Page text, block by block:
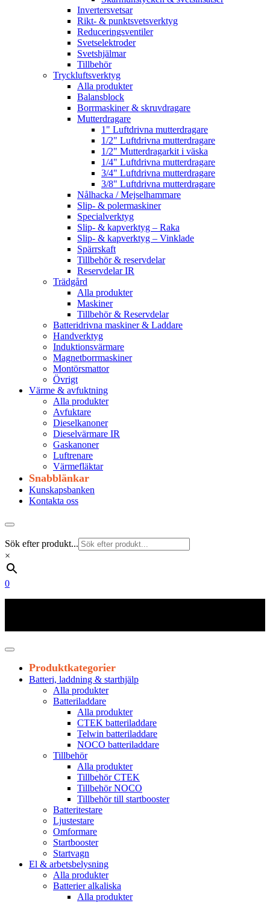
Invertersvetsar
Rikt- & punktsvetsverktyg
Reduceringsventiler
Svetselektroder
Svetshjälmar
Tillbehör
Tryckluftsverktyg
Alla produkter
Balansblock
Borrmaskiner & skruvdragare
Mutterdragare
1" Luftdrivna mutterdragare
1/2" Luftdrivna mutterdragare
1/2" Mutterdragarkit i väska
1/4" Luftdrivna mutterdragare
3/4" Luftdrivna mutterdragare
3/8" Luftdrivna mutterdragare
Nålhacka / Mejselhammare
Slip- & polermaskiner
Specialverktyg
Slip- & kapverktyg – Raka
Slip- & kapverktyg – Vinklade
Spärrskaft
Tillbehör & reservdelar
Reservdelar IR
Trädgård
Alla produkter
Maskiner
Tillbehör & Reservdelar
Batteridrivna maskiner & Laddare
Handverktyg
Induktionsvärmare
Magnetborrmaskiner
Montörsmattor
Övrigt
Värme & avfuktning
Alla produkter
Avfuktare
Dieselkanoner
Dieselvärmare IR
Gaskanoner
Luftrenare
Värmefläktar
Snabblänkar
Kunskapsbanken
Kontakta oss
Sök efter produkt...
×
0
Produktkategorier
Batteri, laddning & starthjälp
Alla produkter
Batteriladdare
Alla produkter
CTEK batteriladdare
Telwin batteriladdare
NOCO batteriladdare
Tillbehör
Alla produkter
Tillbehör CTEK
Tillbehör NOCO
Tillbehör till startbooster
Batteritestare
Ljustestare
Omformare
Startbooster
Startvagn
El & arbetsbelysning
Alla produkter
Batterier alkaliska
Alla produkter